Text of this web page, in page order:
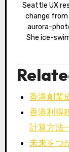
Seattle UX researcher now documenting Arctic climate
change from
aurora-
She ice-
香港創業
香港利得
計算方法
未来をつ